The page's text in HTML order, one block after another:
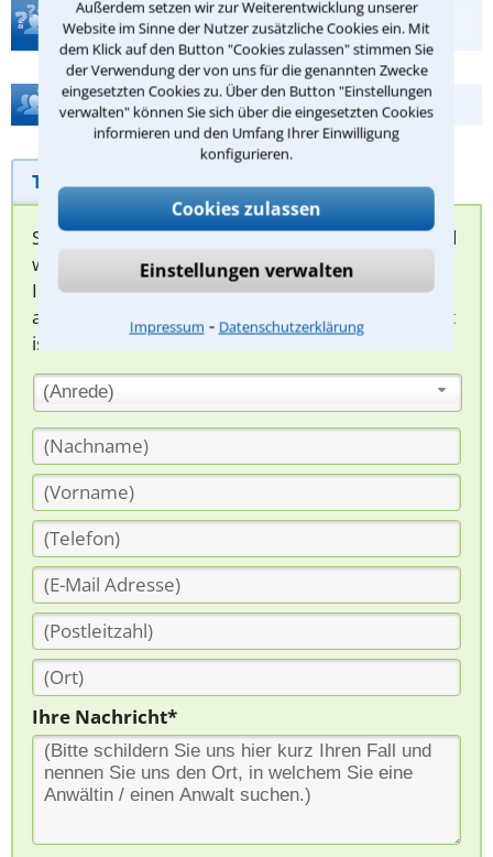
Außerdem setzen wir zur Weiterentwicklung unserer
Website im Sinne der Nutzer zusätzliche Cookies ein. Mit
dem Klick auf den Button "Cookies zulassen" stimmen Sie
der Verwendung der von uns für die genannten Zwecke
eingesetzten Cookies zu. Über den Button "Einstellungen
verwalten" können Sie sich über die eingesetzten Cookies
informieren und den Umfang Ihrer Einwilligung
konfigurieren.
Cookies zulassen
Einstellungen verwalten
Impressum ⁃ Datenschutzerklärung
Teste Dein Rechtswissen
Hilfe bei Ihrer Anwaltsuche?
Telefonhilfe Beratungsanfrage
Sie können hier Ihren Fall schildern. Anschließend
werden sich spezialisierte Rechtsanwälte bei
Ihnen melden, um das weitere Vorgehen
abzuklären. Die Rückmeldung durch einen Anwalt
ist für Sie kostenlos.
(Anrede)
Ihre Nachricht*